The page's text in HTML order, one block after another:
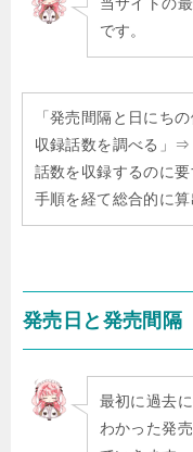
当サイトの
です。
「発売間隔と日にち
収録話数を調べる」
話数を収録するのに
手順を経て総合的に算
発売日と発売間隔
最初に過去
わかった発